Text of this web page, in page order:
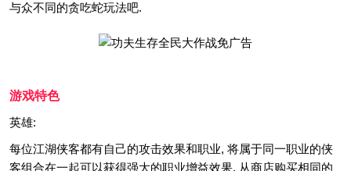
与众不同的贪吃蛇玩法吧.
游戏特色
英雄:
每位江湖侠客都有自己的攻击效果和职业, 将属于同一职业的侠
客组合在一起可以获得强大的职业增益效果. 从商店购买相同的